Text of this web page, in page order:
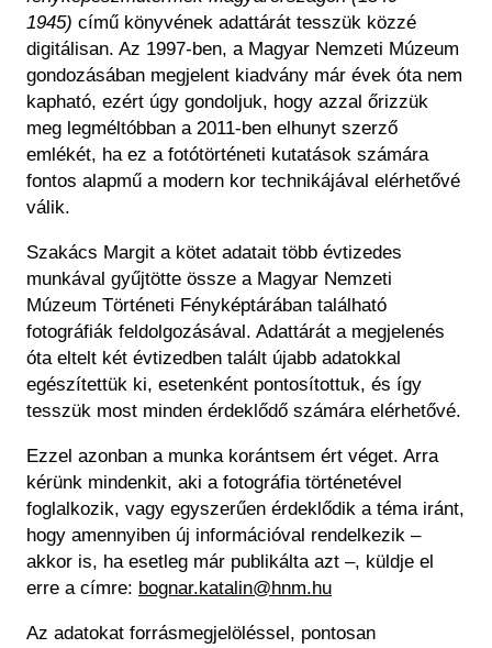
Régészet
Tagintézmények
Felnőttképzés
Közérdekű adatok
Képcsarnok
Történeti Fényképtár
Éremtár
Adattár
Központi Könyvtár
1945) című könyvének adattárát tesszük közzé
digitálisan. Az 1997-ben, a Magyar Nemzeti Múzeum
gondozásában megjelent kiadvány már évek óta nem
kapható, ezért úgy gondoljuk, hogy azzal őrizzük
meg legméltóbban a 2011-ben elhunyt szerző
emlékét, ha ez a fotótörténeti kutatások számára
fontos alapmű a modern kor technikájával elérhetővé
válik.
Szakács Margit a kötet adatait több évtizedes
munkával gyűjtötte össze a Magyar Nemzeti
Múzeum Történeti Fényképtárában található
fotográfiák feldolgozásával. Adattárát a megjelenés
óta eltelt két évtizedben talált újabb adatokkal
egészítettük ki, esetenként pontosítottuk, és így
tesszük most minden érdeklődő számára elérhetővé.
Ezzel azonban a munka korántsem ért véget. Arra
kérünk mindenkit, aki a fotográfia történetével
foglalkozik, vagy egyszerűen érdeklődik a téma iránt,
hogy amennyiben új információval rendelkezik –
akkor is, ha esetleg már publikálta azt –, küldje el
erre a címre: bognar.katalin@hnm.hu
Az adatokat forrásmegjelöléssel, pontosan